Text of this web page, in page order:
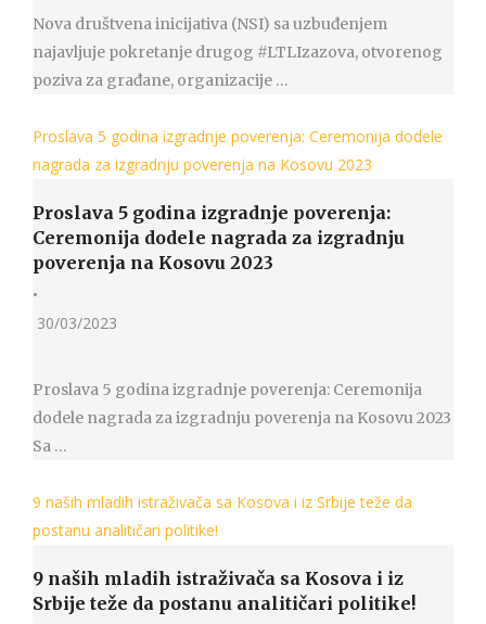
Nova društvena inicijativa (NSI) sa uzbuđenjem
najavljuje pokretanje drugog #LTLIzazova, otvorenog
poziva za građane, organizacije …
Proslava 5 godina izgradnje poverenja: Ceremonija dodele
nagrada za izgradnju poverenja na Kosovu 2023
Proslava 5 godina izgradnje poverenja:
Ceremonija dodele nagrada za izgradnju
poverenja na Kosovu 2023
•
30/03/2023
Proslava 5 godina izgradnje poverenja: Ceremonija
dodele nagrada za izgradnju poverenja na Kosovu 2023
Sa …
9 naših mladih istraživača sa Kosova i iz Srbije teže da
postanu analitičari politike!
9 naših mladih istraživača sa Kosova i iz
Srbije teže da postanu analitičari politike!